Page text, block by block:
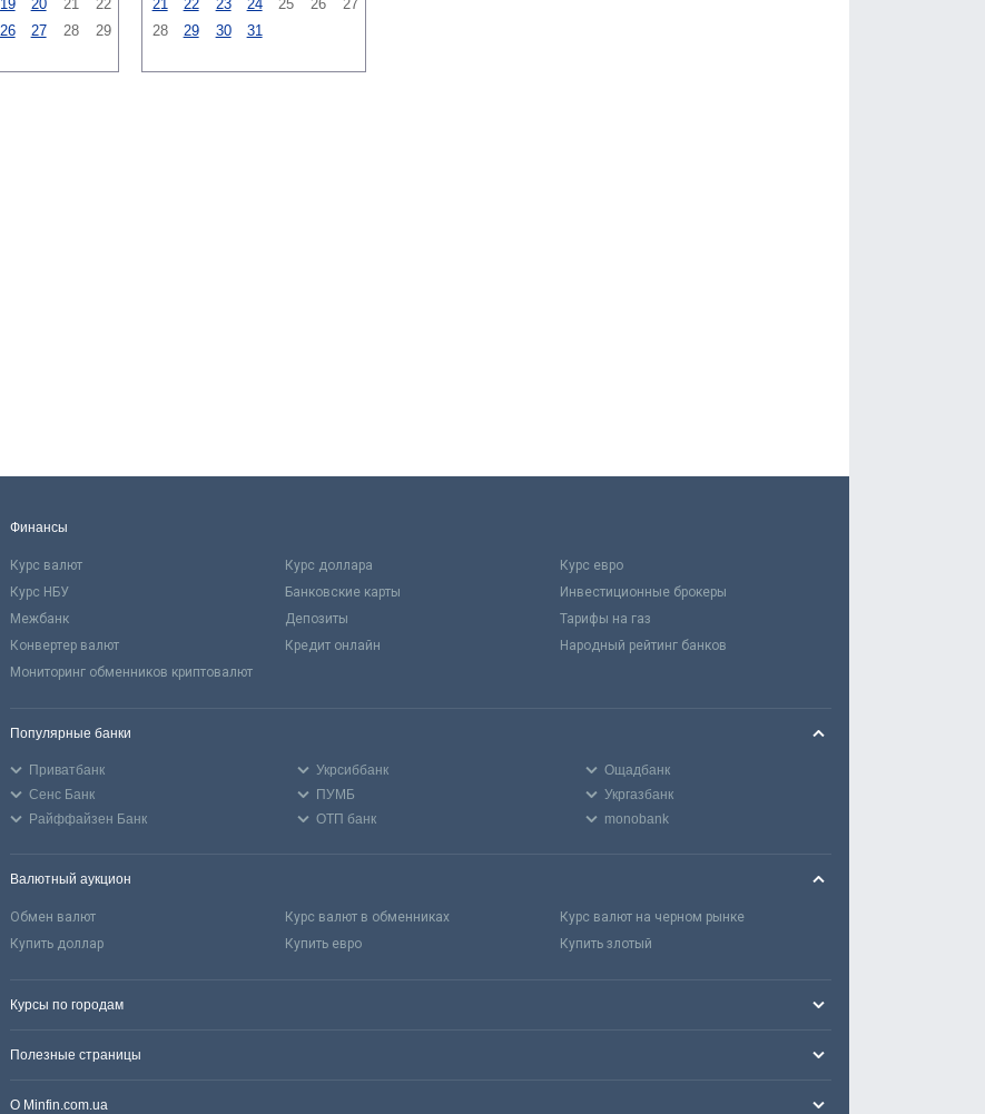
19 20 21
22
26 27 28
29
21
22 23 24 25 26
27
28
29 30 31
Финансы
Курс валют Курс доллара
Курс евро
Курс НБУ
Банковские карты
Инвестиционные брокеры
Межбанк
Депозиты
Тарифы на газ
Конвертер валют
Кредит онлайн
Народный рейтинг банков
Мониторинг обменников криптовалют
Популярные банки
Приватбанк Укрсиббанк
Ощадбанк
Сенс Банк
ПУМБ
Укргазбанк
Райффайзен Банк
ОТП банк monobank
Валютный аукцион
Обмен валют Курс валют в обменниках
Курс валют на черном рынке
Купить доллар
Купить евро Купить злотый
Курсы по городам
Полезные страницы
О Minfin.com.ua